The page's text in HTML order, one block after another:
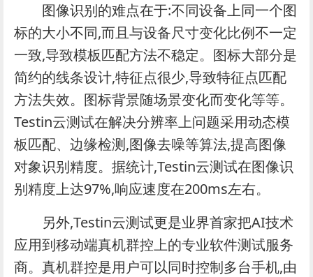
图像识别的难点在于:不同设备上同一个图
标的大小不同,而且与设备尺寸变化比例不一定
一致,导致模板匹配方法不稳定。图标大部分是
简约的线条设计,特征点很少,导致特征点匹配
方法失效。图标背景随场景变化而变化等等。
Testin云测试在解决分辨率上问题采用动态模
板匹配、边缘检测,图像去噪等算法,提高图像
对象识别精度。据统计,Testin云测试在图像识
别精度上达97%,响应速度在200ms左右。
另外,Testin云测试更是业界首家把AI技术
应用到移动端真机群控上的专业软件测试服务
商。真机群控是用户可以同时控制多台手机,由